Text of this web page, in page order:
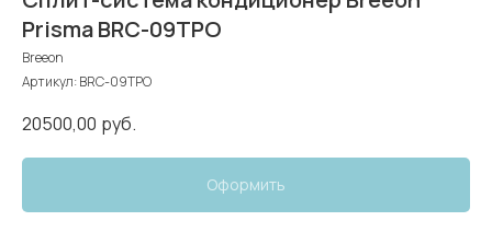
Prisma BRC-09TPO
Breeon
Артикул:BRC-09TPO
20500,00 руб.
Оформить